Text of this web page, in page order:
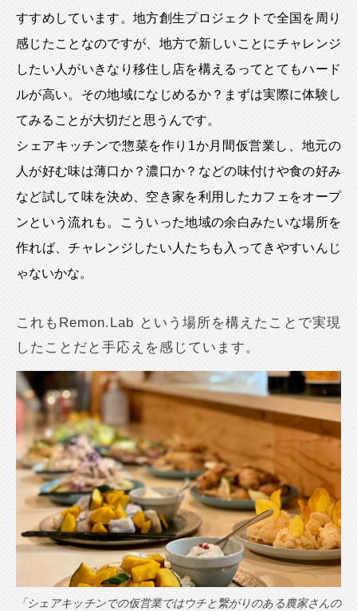
すすめしています。地方創生プロジェクトで全国を周り
感じたことなのですが、地方で新しいことにチャレンジ
したい人がいきなり移住し店を構えるってとてもハード
ルが高い。その地域になじめるか？まずは実際に体験し
てみることが大切だと思うんです。
シェアキッチンで惣菜を作り1か月間仮営業し、地元の
人が好む味は薄口か？濃口か？などの味付けや食の好み
など試して味を決め、空き家を利用したカフェをオープ
ンという流れも。こういった地域の余白みたいな場所を
作れば、チャレンジしたい人たちも入ってきやすいんじ
ゃないかな。
これもRemon.Lab という場所を構えたことで実現
したことだと手応えを感じています。
「シェアキッチンでの仮営業ではウチと繋がりのある農家さんの